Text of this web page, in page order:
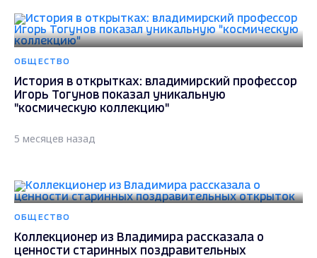
ОБЩЕСТВО
История в открытках: владимирский профессор
Игорь Тогунов показал уникальную
"космическую коллекцию"
5 месяцев назад
ОБЩЕСТВО
Коллекционер из Владимира рассказала о
ценности старинных поздравительных